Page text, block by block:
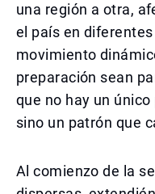
una región a otra,
el país en
movimiento
preparación sean
que no hay un
sino un patrón que
Al comienzo de la